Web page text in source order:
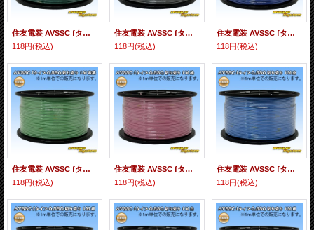
住友電装 AVSSC fタイプ 0.5SQ 切り売り 1M 緑
118円(税込)
住友電装 AVSSC fタイプ 0.5SQ 切り売り 1M 灰
118円(税込)
住友電装 AVSSC fタイプ 0.5SQ 切り売り 1M 青
118円(税込)
住友電装 AVSSC fタイプ 0.5SQ 切り売り 1M 若葉
118円(税込)
住友電装 AVSSC fタイプ 0.5SQ 切り売り 1M 桃
118円(税込)
住友電装 AVSSC fタイプ 0.5SQ 切り売り 1M 空
118円(税込)